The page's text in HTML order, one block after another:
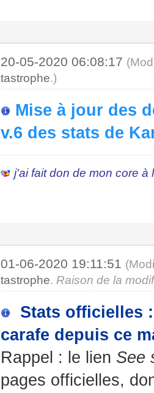
20-05-2020 06:08:17
tastrophe.)
Mise à jour des
v.6 des stats de
j'ai fait don de mon core à
01-06-2020 19:11:51
tastrophe. Raison de la
Stats officielles
carafe depuis ce
Rappel : le lien See
pages officielles,